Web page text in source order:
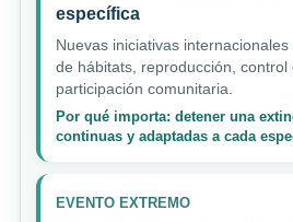
específica
Nuevas iniciativas
de hábitats, reproducción, control
participación comunitaria.
Por qué importa: detener una
continuas y adaptadas a cada
EVENTO EXTREMO